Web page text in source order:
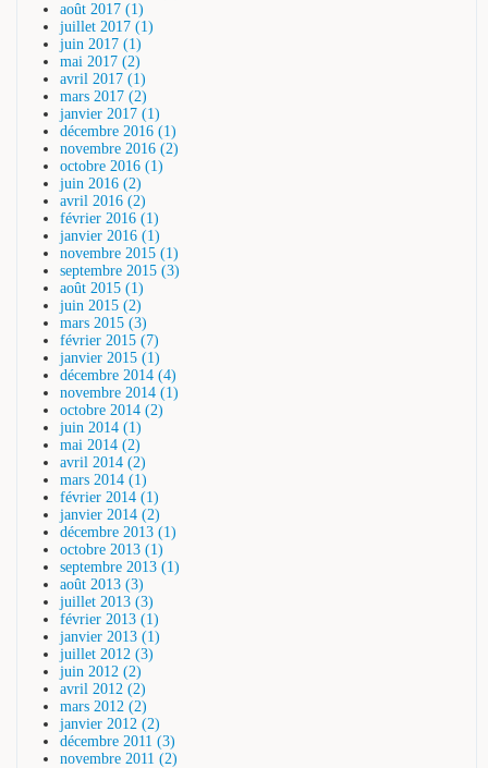
août 2017 (1)
juillet 2017 (1)
juin 2017 (1)
mai 2017 (2)
avril 2017 (1)
mars 2017 (2)
janvier 2017 (1)
décembre 2016 (1)
novembre 2016 (2)
octobre 2016 (1)
juin 2016 (2)
avril 2016 (2)
février 2016 (1)
janvier 2016 (1)
novembre 2015 (1)
septembre 2015 (3)
août 2015 (1)
juin 2015 (2)
mars 2015 (3)
février 2015 (7)
janvier 2015 (1)
décembre 2014 (4)
novembre 2014 (1)
octobre 2014 (2)
juin 2014 (1)
mai 2014 (2)
avril 2014 (2)
mars 2014 (1)
février 2014 (1)
janvier 2014 (2)
décembre 2013 (1)
octobre 2013 (1)
septembre 2013 (1)
août 2013 (3)
juillet 2013 (3)
février 2013 (1)
janvier 2013 (1)
juillet 2012 (3)
juin 2012 (2)
avril 2012 (2)
mars 2012 (2)
janvier 2012 (2)
décembre 2011 (3)
novembre 2011 (2)